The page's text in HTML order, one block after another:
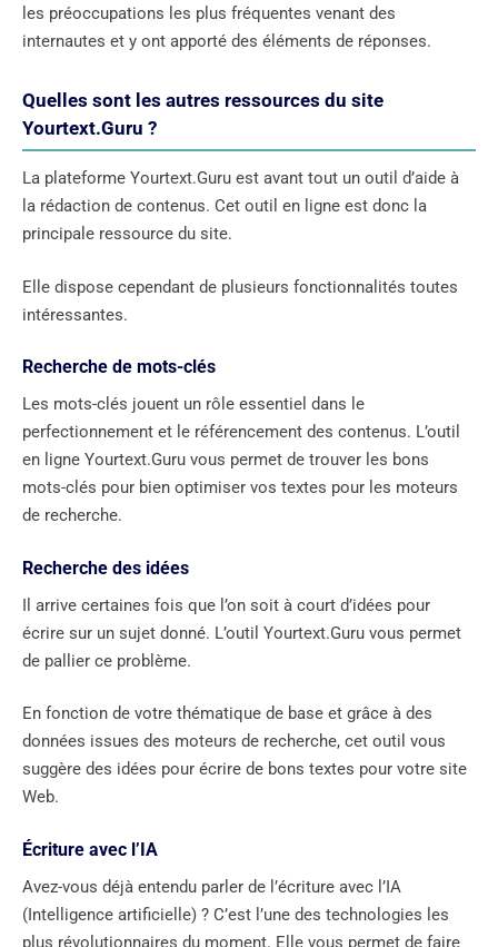
les préoccupations les plus fréquentes venant des
internautes et y ont apporté des éléments de réponses.
Quelles sont les autres ressources du site
Yourtext.Guru ?
La plateforme Yourtext.Guru est avant tout un outil d’aide à
la rédaction de contenus. Cet outil en ligne est donc la
principale ressource du site.
Elle dispose cependant de plusieurs fonctionnalités toutes
intéressantes.
Recherche de mots-clés
Les mots-clés jouent un rôle essentiel dans le
perfectionnement et le référencement des contenus. L’outil
en ligne Yourtext.Guru vous permet de trouver les bons
mots-clés pour bien optimiser vos textes pour les moteurs
de recherche.
Recherche des idées
Il arrive certaines fois que l’on soit à court d’idées pour
écrire sur un sujet donné. L’outil Yourtext.Guru vous permet
de pallier ce problème.
En fonction de votre thématique de base et grâce à des
données issues des moteurs de recherche, cet outil vous
suggère des idées pour écrire de bons textes pour votre site
Web.
Écriture avec l’IA
Avez-vous déjà entendu parler de l’écriture avec l’IA
(Intelligence artificielle) ? C’est l’une des technologies les
plus révolutionnaires du moment. Elle vous permet de faire